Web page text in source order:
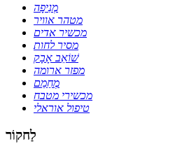
מְנִיפָה
מטהר אוויר
מכשיר אדים
מסיר לחות
שׁוֹאֵב אָבָק
מפזר ארומה
מְחַמֵם
מכשירי מטבח
טיפול אוראלי
לַחקוֹר